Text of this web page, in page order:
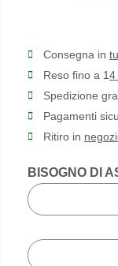
Consegna in
Reso fino a 14
Spedizione
Pagamenti
Ritiro in
BISOGNO DI